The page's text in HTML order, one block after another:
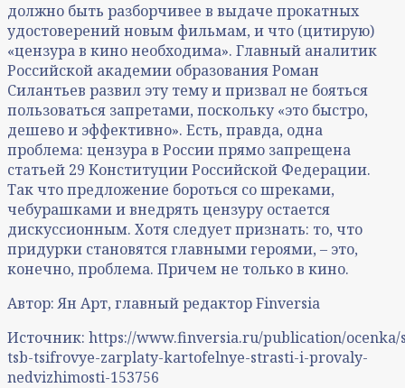
должно быть разборчивее в выдаче прокатных
удостоверений новым фильмам, и что (цитирую)
«цензура в кино необходима». Главный аналитик
Российской академии образования Роман
Силантьев развил эту тему и призвал не бояться
пользоваться запретами, поскольку «это быстро,
дешево и эффективно». Есть, правда, одна
проблема: цензура в России прямо запрещена
статьей 29 Конституции Российской Федерации.
Так что предложение бороться со шреками,
чебурашками и внедрять цензуру остается
дискуссионным. Хотя следует признать: то, что
придурки становятся главными героями, – это,
конечно, проблема. Причем не только в кино.
Автор: Ян Арт, главный редактор Finversia​
Источник: https://www.finversia.ru/publication/ocenka/
tsb-tsifrovye-zarplaty-kartofelnye-strasti-i-provaly-
nedvizhimosti-153756